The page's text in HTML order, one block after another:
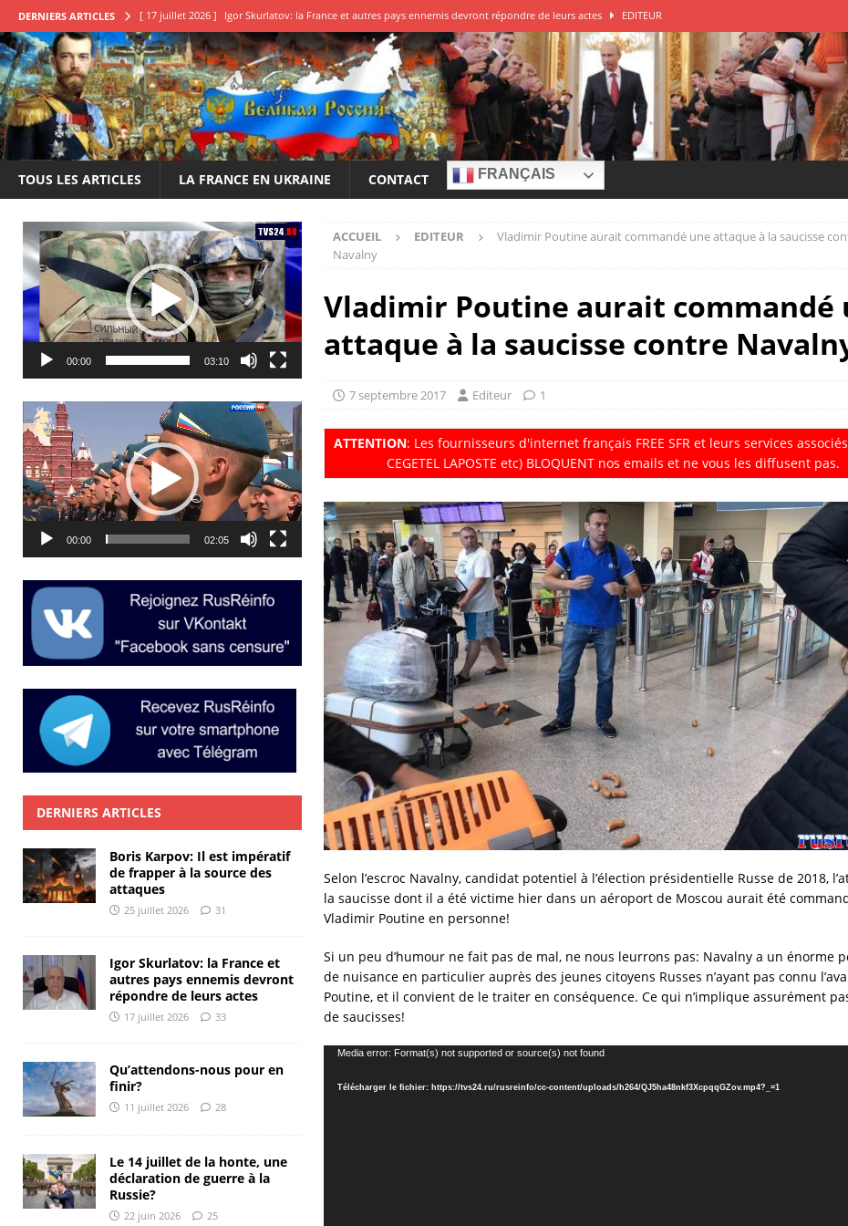
DERNIERS ARTICLES [ 17 juillet 2026 ] Igor Skurlatov: la France et autres pays ennemis devront répondre de leurs actes EDITEUR
[ 11 juillet 2026 ] Qu’attendons-nous pour en finir? EDITEUR
[ 22 juin 2026 ] Le 14 juillet de la honte, une déclaration de guerre à la Russie? EDITEUR
[ 20 mai 2026 ] Élection des conseillers français en Russie – Franck Ferrari EDITEUR
[ 25 juillet 2026 ] Boris Karpov: Il est impératif de frapper à la source des attaques EDITEUR
TOUS LES ARTICLES LA FRANCE EN UKRAINE CONTACT FRANÇAIS
ACCUEIL EDITEUR
Vladimir Poutine aurait commandé une attaque à la saucisse
Navalny
Vladimir Poutine aurait commandé
attaque à la saucisse contre
7 septembre 2017 Editeur 1
ATTENTION: Les fournisseurs d'internet français FREE SFR et leurs services
CEGETEL LAPOSTE etc) BLOQUENT nos emails et ne vous les diffusent pas.
Selon l’escroc Navalny, candidat potentiel à l’élection présidentielle Russe de 2018,
la saucisse dont il a été victime hier dans un aéroport de Moscou aurait été
Vladimir Poutine en personne!
Si un peu d’humour ne fait pas de mal, ne nous leurrons pas: Navalny a un énorme
de nuisance en particulier auprès des jeunes citoyens Russes n’ayant pas connu
Poutine, et il convient de le traiter en conséquence. Ce qui n’implique assurément
de saucisses!
Lecteur
Media error: Format(s) not supported or source(s) not found
Télécharger le fichier: https://tvs24.ru/rusreinfo/cc-content/uploads/h264/QJ5ha48nkf3XcpqqGZov.mp4?_=1
Lecteur
vidéo
00:00 03:10
Lecteur
vidéo
00:00 02:05
DERNIERS ARTICLES
Boris Karpov: Il est impératif
de frapper à la source des
attaques
25 juillet 2026 31
Igor Skurlatov: la France et
autres pays ennemis devront
répondre de leurs actes
17 juillet 2026 33
Qu’attendons-nous pour en
finir?
11 juillet 2026 28
Le 14 juillet de la honte, une
déclaration de guerre à la
Russie?
22 juin 2026 25